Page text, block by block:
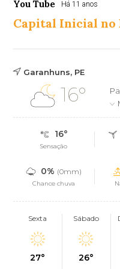
You Tube Há 11 anos
Capital Inicial no
Garanhuns, PE
16°
16°
Sensação
0% (0mm)
Chance chuva
Sexta
27°
Sábado
26°